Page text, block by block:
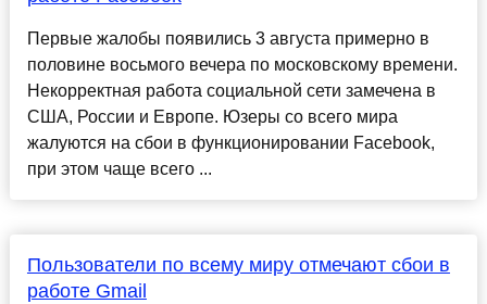
Первые жалобы появились 3 августа примерно в
половине восьмого вечера по московскому времени.
Некорректная работа социальной сети замечена в
США, России и Европе. Юзеры со всего мира
жалуются на сбои в функционировании Facebook,
при этом чаще всего ...
Пользователи по всему миру отмечают сбои в
работе Gmail